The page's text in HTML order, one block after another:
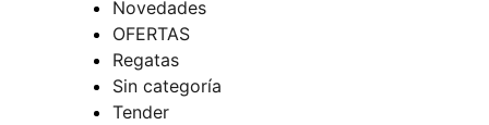
Novedades
OFERTAS
Regatas
Sin categoría
Tender